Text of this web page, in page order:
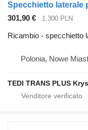
Specchietto laterale
301,90 €
1.300 PLN
Ricambio - specchietto
Polonia, Nowe
TEDI TRANS PLUS